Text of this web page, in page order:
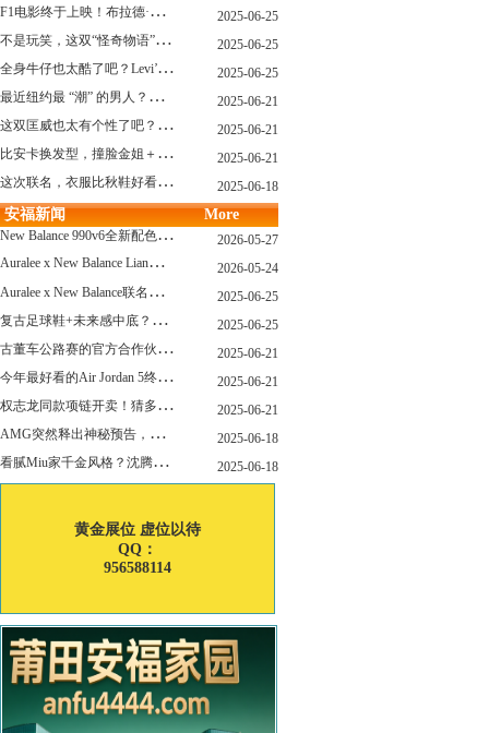
F
1电影终于上映！布拉德·皮特与汤姆·克鲁斯，时隔31年红毯重逢！ 2025-06-25
不
是玩笑，这双“怪奇物语” x Nike Dunk 本该6年前就发售！ 2025-06-25
全
身牛仔也太酷了吧？Levi’s x Nike 联名三件套来了！ 2025-06-25
最
近纽约最 “潮” 的男人？布拉德·皮特这波时髦变身有点猛 2025-06-21
这
双匡威也太有个性了吧？TOYA HORIUCHI联名登场！ 2025-06-21
比
安卡换发型，撞脸金姐＋朱莉？ 2025-06-21
这
次联名，衣服比秋鞋好看？Nike x Patta 最新系列登场 2025-06-18
安福新闻 More
N
ew Balance 990v6全新配色发布！总统慢跑鞋再续传奇！ 2026-05-27
A
uralee x New Balance LianMing Kuang Re Bu Jian 2026-05-24
A
uralee x New Balance联名新作公布！主角是这双“小Miu Miu”？ 2025-06-25
复
古足球鞋+未来感中底？Mizuno这次有点东西！ 2025-06-25
古
董车公路赛的官方合作伙伴暨官方计时 非凡新作致敬竞速辉煌 2025-06-21
今
年最好看的Air Jordan 5终于公布发售日了！ 2025-06-21
权
志龙同款项链开卖！猜多少钱？ 2025-06-21
A
MG突然释出神秘预告，新电动超跑要来了？ 2025-06-18
看
腻Miu家千金风格？沈腾的Miu系老干部更适合男生朋友！ 2025-06-18
黄金展位 虚位以待
QQ：
956588114